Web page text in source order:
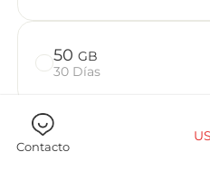
50 GB
30 Días
Contacto